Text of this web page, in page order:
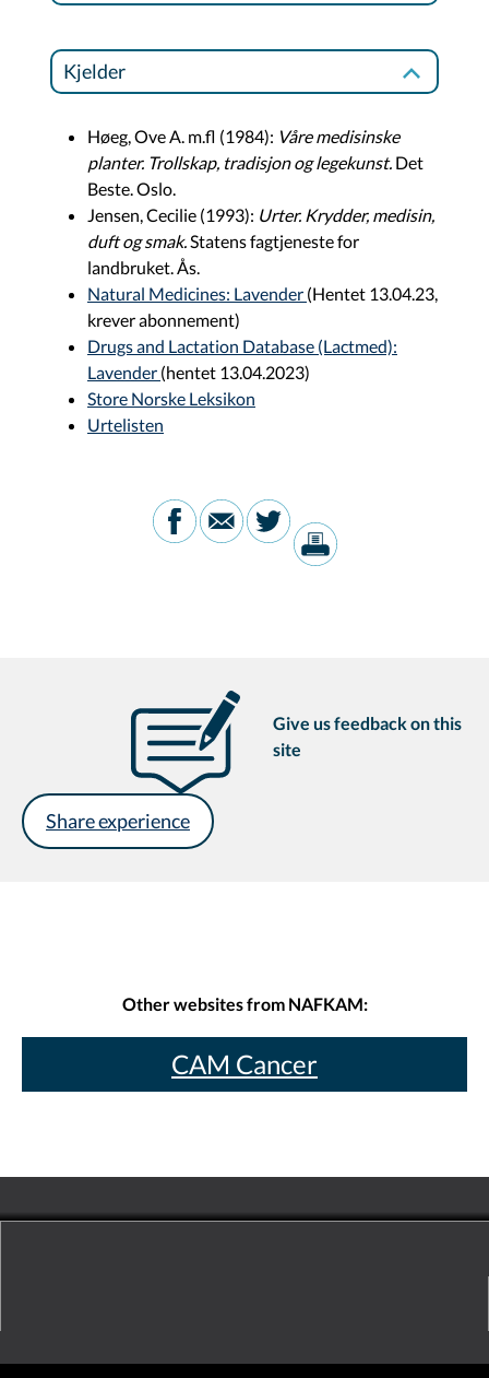
Kjelder
Høeg, Ove A. m.fl (1984): Våre medisinske
planter. Trollskap, tradisjon og legekunst. Det
Beste. Oslo.
Jensen, Cecilie (1993): Urter. Krydder, medisin,
duft og smak. Statens fagtjeneste for
landbruket. Ås.
Natural Medicines: Lavender (Hentet 13.04.23,
krever abonnement)
Drugs and Lactation Database (Lactmed):
Lavender (hentet 13.04.2023)
Store Norske Leksikon
Urtelisten
Give us feedback on this
site
Share experience
Other websites from NAFKAM:
CAM Cancer